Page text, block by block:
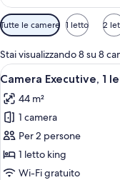
Filtri
disponibili
per
le
camere
Tutte le camere 1 letto 2
Stai visualizzando 8 su 8
Apri
tutte
le
foto
per
Camera
Executive,
6
Camera Executive, 1
44 m²
1 camera
Per 2 persone
1 letto king
Wi-Fi gratuito